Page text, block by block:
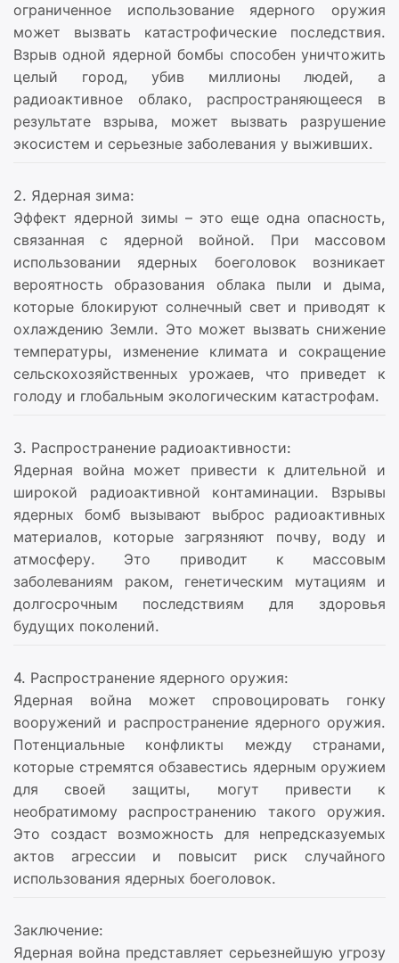
ограниченное использование ядерного оружия
может вызвать катастрофические последствия.
Взрыв одной ядерной бомбы способен уничтожить
целый город, убив миллионы людей, а
радиоактивное облако, распространяющееся в
результате взрыва, может вызвать разрушение
экосистем и серьезные заболевания у выживших.
2. Ядерная зима:
Эффект ядерной зимы – это еще одна опасность,
связанная с ядерной войной. При массовом
использовании ядерных боеголовок возникает
вероятность образования облака пыли и дыма,
которые блокируют солнечный свет и приводят к
охлаждению Земли. Это может вызвать снижение
температуры, изменение климата и сокращение
сельскохозяйственных урожаев, что приведет к
голоду и глобальным экологическим катастрофам.
3. Распространение радиоактивности:
Ядерная война может привести к длительной и
широкой радиоактивной контаминации. Взрывы
ядерных бомб вызывают выброс радиоактивных
материалов, которые загрязняют почву, воду и
атмосферу. Это приводит к массовым
заболеваниям раком, генетическим мутациям и
долгосрочным последствиям для здоровья
будущих поколений.
4. Распространение ядерного оружия:
Ядерная война может спровоцировать гонку
вооружений и распространение ядерного оружия.
Потенциальные конфликты между странами,
которые стремятся обзавестись ядерным оружием
для своей защиты, могут привести к
необратимому распространению такого оружия.
Это создаст возможность для непредсказуемых
актов агрессии и повысит риск случайного
использования ядерных боеголовок.
Заключение:
Ядерная война представляет серьезнейшую угрозу